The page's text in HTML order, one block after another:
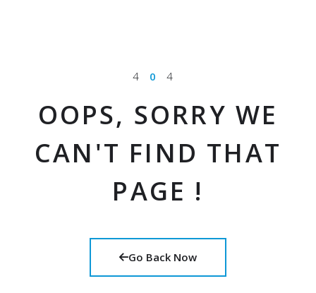
4 0 4
OOPS, SORRY WE
CAN'T FIND THAT
PAGE !
Go Back Now